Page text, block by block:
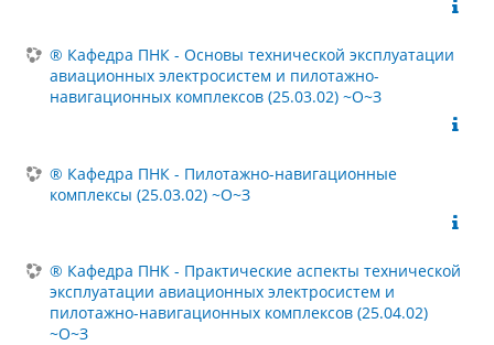
® Кафедра ПНК - Основы технической эксплуатации
авиационных электросистем и пилотажно-
навигационных комплексов (25.03.02) ~О~З
® Кафедра ПНК - Пилотажно-навигационные
комплексы (25.03.02) ~О~З
® Кафедра ПНК - Практические аспекты технической
эксплуатации авиационных электросистем и
пилотажно-навигационных комплексов (25.04.02)
~О~З